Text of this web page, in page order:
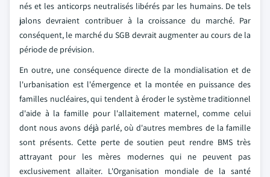
nés et les anticorps neutralisés libérés par les humains. De tels
jalons devraient contribuer à la croissance du marché. Par
conséquent, le marché du SGB devrait augmenter au cours de la
période de prévision.
En outre, une conséquence directe de la mondialisation et de
l'urbanisation est l'émergence et la montée en puissance des
familles nucléaires, qui tendent à éroder le système traditionnel
d'aide à la famille pour l'allaitement maternel, comme celui
dont nous avons déjà parlé, où d'autres membres de la famille
sont présents. Cette perte de soutien peut rendre BMS très
attrayant pour les mères modernes qui ne peuvent pas
exclusivement allaiter. L'Organisation mondiale de la santé